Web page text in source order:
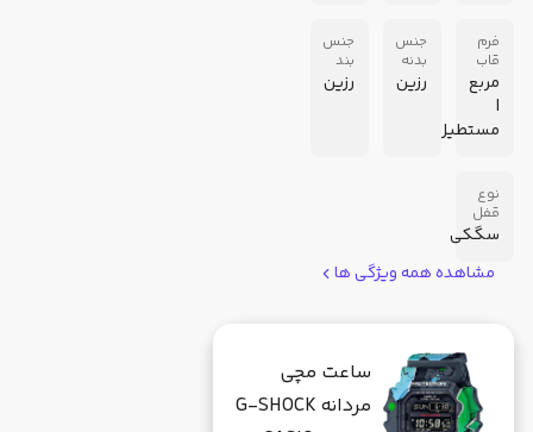
فرم
قاب
مربع
|
مستطیل
جنس
بدنه
رزین
جنس
بند
رزین
نوع
قفل
سگکی
مشاهده همه ویژگی ها
ساعت مچی
مردانه G-SHOCK